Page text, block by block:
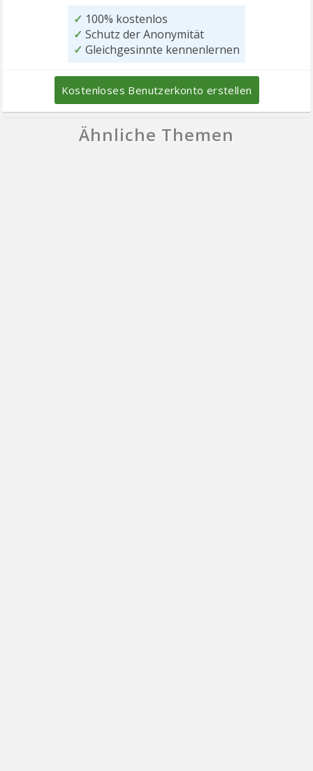
✓ 100% kostenlos
✓ Schutz der Anonymität
✓ Gleichgesinnte kennenlernen
Kostenloses Benutzerkonto erstellen
Ähnliche Themen